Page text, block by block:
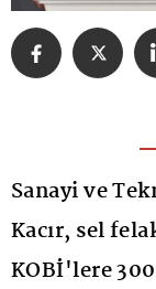
Sanayi ve
Kacır, sel
KOBİ'lere